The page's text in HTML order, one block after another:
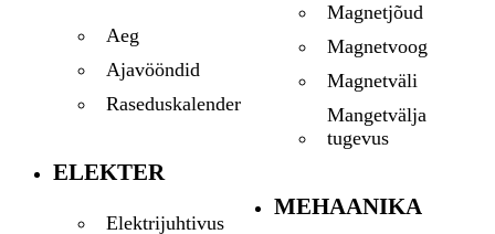
Aeg
Ajavööndid
Raseduskalender
ELEKTER
Elektrijuhtivus
Magnetjõud
Magnetvoog
Magnetväli
Mangetvälja
tugevus
MEHAANIKA